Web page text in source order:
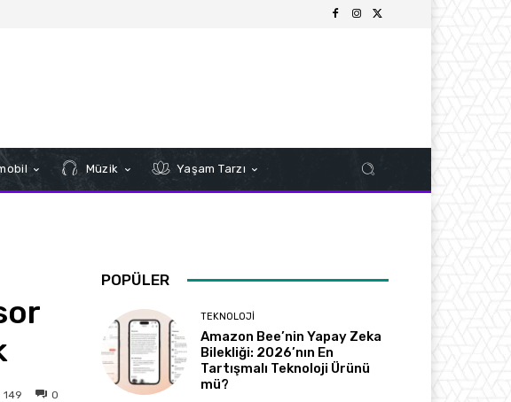
Müzik Yaşam Tarzı
0
149
POPÜLER
TEKNOLOJI
Amazon Bee’nin Yapay Zeka
Bilekliği: 2026’nın En
Tartışmalı Teknoloji Ürünü
mü?